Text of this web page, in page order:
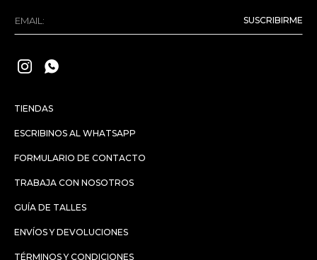
TIENDAS
ESCRIBINOS AL WHATSAPP
FORMULARIO DE CONTACTO
TRABAJA CON NOSOTROS
GUÍA DE TALLES
ENVÍOS Y DEVOLUCIONES
TÉRMINOS Y CONDICIONES
SUSCRIBIRME
 